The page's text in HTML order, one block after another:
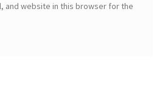
and website in this browser for the